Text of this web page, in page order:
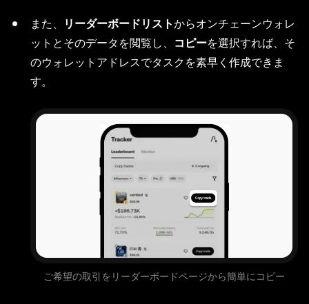
また、 リーダーボードリストからオンチェーンウォレ
ットとそのデータを閲覧し、
コピーを選択すれば、そ
のウォレットアドレスでタスクを素早く作成できま
す。
ご希望の取引をリーダーボードページから簡単にコピー